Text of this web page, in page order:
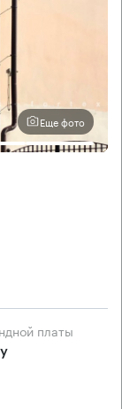
Еще фото
платы